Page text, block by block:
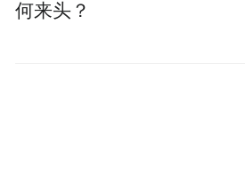
何来头？